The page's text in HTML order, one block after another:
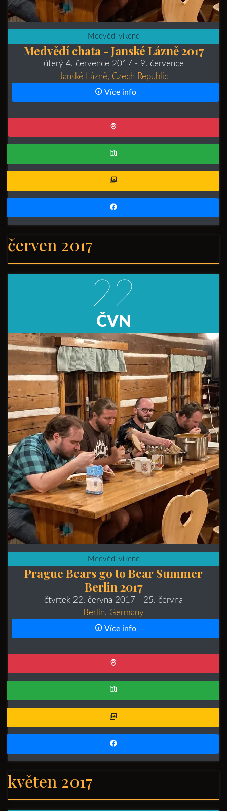
Medvědí víkend
Medvědí chata - Janské Lázně 2017
úterý 4. července 2017 - 9. července
Janské Lázně, Czech Republic
Více info
červen 2017
22
ČVN
Medvědí víkend
Prague Bears go to Bear Summer
Berlin 2017
čtvrtek 22. června 2017 - 25. června
Berlin, Germany
Více info
květen 2017